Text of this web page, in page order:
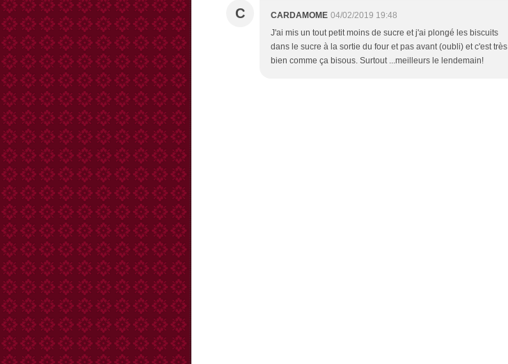
C CARDAMOME 04/02/2019 19:48
J'ai mis un tout petit moins de sucre et j'ai plongé les biscuits
dans le sucre à la sortie du four et pas avant (oubli) et c'est très
bien comme ça bisous. Surtout ...meilleurs le lendemain!